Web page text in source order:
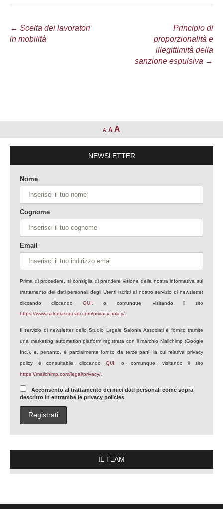
Navigazione
articolo
← Scelta dei lavoratori
in mobilità
Principio di
proporzionalità e
illegittimità della
sanzione espulsiva →
A A A
NEWSLETTER
Nome
Cognome
Email
Prima di procedere, si consiglia di prendere visione della nostra informativa sul
trattamento dei dati personali degli Utenti iscritti al nostro servizio di newsletter
cliccando cliccando QUI , o, comunque, visitando il sito
https://www.saloniassociati.com/privacy-policy/
Il servizio di newsletter dello Studio Legale Salonia Associati è fornito tramite
una marketing automation platform registrata con il marchio Mailchimp (Google
Inc.), e, pertanto, è parzialmente fornito da terze parti, la cui relativa privacy
policy è consultabile cliccandoQUI
, o, comunque, visitando il sito
https://mailchimp.com/legal/privacy/
Acconsento al trattamento dei miei dati personali come sopra
descritto in entrambe le privacy policies
IL TEAM